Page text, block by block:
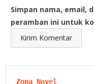
Simpan nama, email,
peramban ini untuk
Zona Novel